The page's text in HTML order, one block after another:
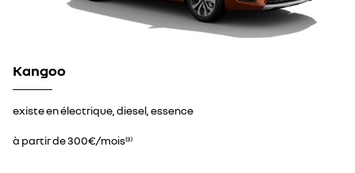
Kangoo
existe en électrique, diesel, essence
à partir de 300€/mois(3)